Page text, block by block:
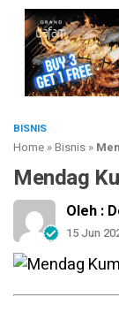
BISNIS
Home »Bisnis »
Mendag
Oleh :
15 Jun